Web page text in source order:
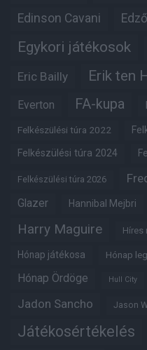
Edinson Cavani
Egykori játékosok
Eric Bailly Erik ten
Everton FA-kupa
Felkészülési túra 2022
Felkészülési túra 2024
Felkészülési túra 2026
Glazer Hannibal Mejbri
Harry Maguire Híres
Hónap játékosa Hónap
Hónap Ördöge Hull City
Jadon Sancho Jason
Játékosértékelés